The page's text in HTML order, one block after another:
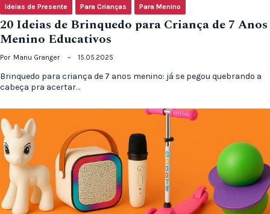
Ideias de Presente Para Crianças Para Menino
20 Ideias de Brinquedo para Criança de 7 Anos
Menino Educativos
Por Manu Granger 15.05.2025
Brinquedo para criança de 7 anos menino: já se pegou quebrando a
cabeça pra acertar…